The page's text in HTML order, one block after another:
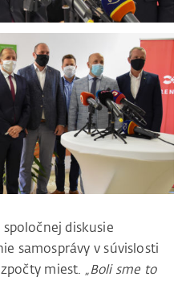
diskusie
samosprávy v súvislosti
miest. „Boli sme to